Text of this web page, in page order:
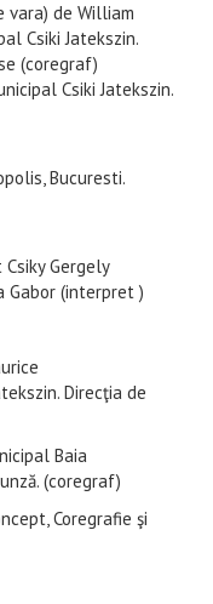
vara) de William
Csiki Jatekszin.
(coregraf)
Csiki Jatekszin.
Bucuresti.
Gergely
Gabor (interpret )
Direcţia de
Baia
(coregraf)
Coregrafie şi